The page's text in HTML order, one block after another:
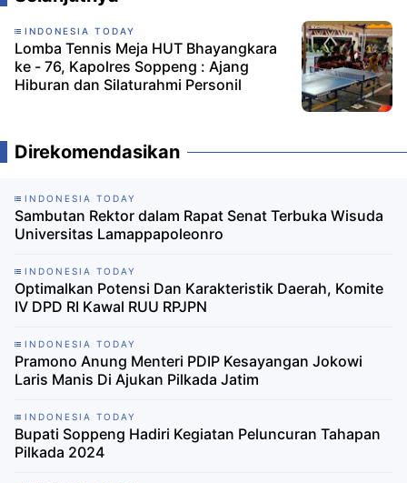
INDONESIA TODAY
Lomba Tennis Meja HUT Bhayangkara
ke - 76, Kapolres Soppeng : Ajang
Hiburan dan Silaturahmi Personil
Direkomendasikan
INDONESIA TODAY
Sambutan Rektor dalam Rapat Senat Terbuka Wisuda
Universitas Lamappapoleonro
INDONESIA TODAY
Optimalkan Potensi Dan Karakteristik Daerah, Komite
IV DPD RI Kawal RUU RPJPN
INDONESIA TODAY
Pramono Anung Menteri PDIP Kesayangan Jokowi
Laris Manis Di Ajukan Pilkada Jatim
INDONESIA TODAY
Bupati Soppeng Hadiri Kegiatan Peluncuran Tahapan
Pilkada 2024